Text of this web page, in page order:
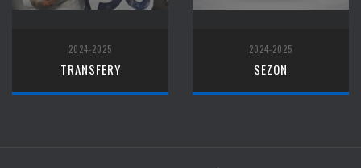
2024-2025
TRANSFERY
2024-2025
SEZON